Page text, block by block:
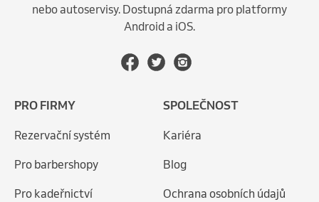
nebo autoservisy. Dostupná zdarma pro platformy
Android a iOS.
PRO FIRMY
Rezervační systém
Pro barbershopy
Pro kadeřnictví
SPOLEČNOST
Kariéra
Blog
Ochrana osobních údajů